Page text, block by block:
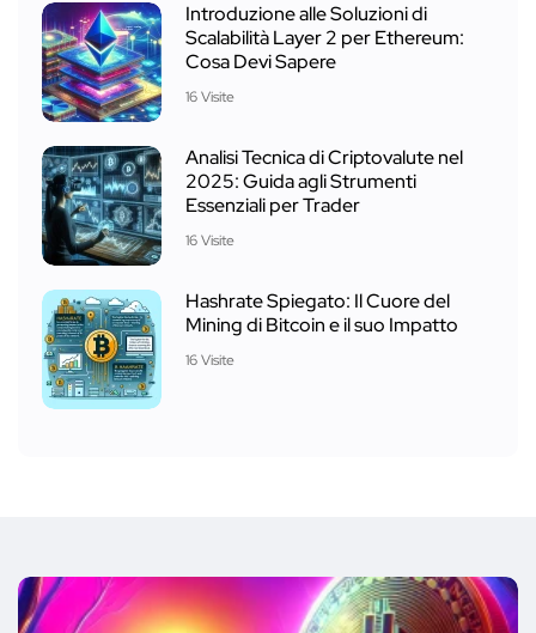
Introduzione alle Soluzioni di
Scalabilità Layer 2 per Ethereum:
Cosa Devi Sapere
16 Visite
Analisi Tecnica di Criptovalute nel
2025: Guida agli Strumenti
Essenziali per Trader
16 Visite
Hashrate Spiegato: Il Cuore del
Mining di Bitcoin e il suo Impatto
16 Visite